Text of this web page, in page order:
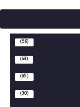
(56)
(63)
(65)
(30)